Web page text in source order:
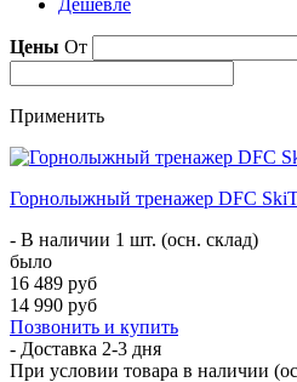
Цены От
Применить
Горнолыжный тренажер DFC
- В наличии 1 шт. (осн. склад)
было
16 489 руб
14 990 руб
Позвонить и купить
- Доставка 2-3 дня
При условии товара в наличии